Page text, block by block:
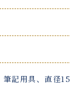
筆記用具、直径